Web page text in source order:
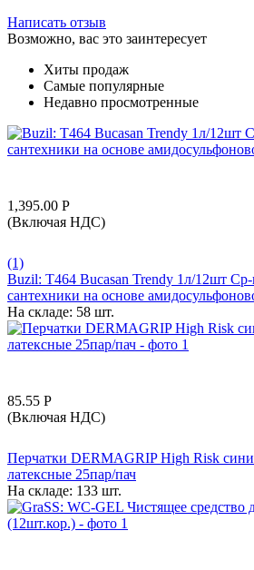
Написать отзыв
Возможно, вас это заинтересует
Хиты продаж
Самые популярные
Недавно просмотренные
1,395.00 Р
(Включая НДС)
(1)
Buzil: T464 Bucasan Trendy 1л/12шт
сантехники на основе
На складе: 58 шт.
85.55 Р
(Включая НДС)
Перчатки DERMAGRIP High Risk
латексные 25пар/пач
На складе: 133 шт.